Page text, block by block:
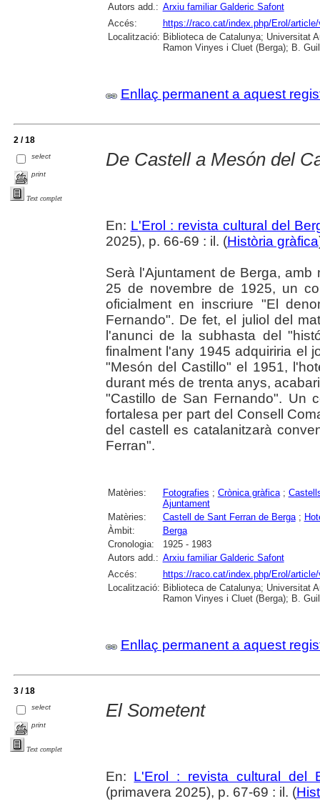
Autors add.: Arxiu familiar Galderic Safont
Accés:
https://raco.cat/index.php/Erol/
Localització: Biblioteca de Catalunya; Universitat
Ramon Vinyes i Cluet (Berga); B.
Enllaç permanent a aquest
2 / 18
select
print
Text complet
De Castell a Mesón del
En: L'Erol : revista cultural del
2025), p. 66-69 : il. (Història gràfica
Serà l'Ajuntament de Berga,
25 de novembre de 1925, un
oficialment en inscriure "El
Fernando". De fet, el juliol del
l'anunci de la subhasta del
finalment l'any 1945 adquiriria el
"Mesón del Castillo" el 1951,
durant més de trenta anys,
"Castillo de San Fernando". Un
fortalesa per part del Consell
del castell es catalanitzarà
Ferran".
Matèries: Fotografies ; Crònica gràfica;
Ajuntament
Matèries:
Castell de Sant Ferran de Berga;
Àmbit:
Berga
Cronologia:
1925 - 1983
Autors add.: Arxiu familiar Galderic Safont
Accés:
https://raco.cat/index.php/Erol/
Localització: Biblioteca de Catalunya; Universitat
Ramon Vinyes i Cluet (Berga); B.
Enllaç permanent a aquest
3 / 18
select
print
Text complet
El Sometent
En: L'Erol : revista cultural del
(primavera 2025), p. 67-69 : il. (